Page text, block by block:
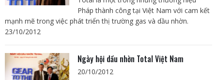
Pháp thành công tại Việt Nam với cam kết
mạnh mẽ trong việc phát triển thị trường gas và dầu nhờn.
23/10/2012
Ngày hội dầu nhờn Total Việt Nam
20/10/2012